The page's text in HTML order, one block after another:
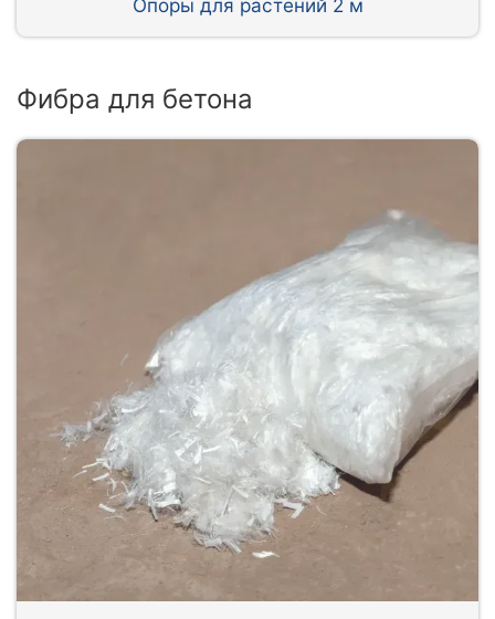
Опоры для растений 2 м
Фибра для бетона